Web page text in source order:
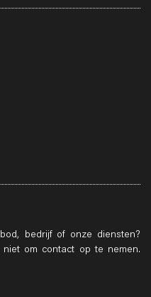
bedrijf of onze diensten?
om contact op te nemen.